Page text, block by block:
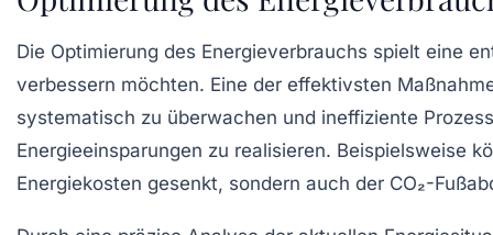
Die Optimierung des Energieverbrauchs spielt eine
verbessern möchten. Eine der effektivsten
systematisch zu überwachen und ineffiziente
Energieeinsparungen zu realisieren. Beispielsweise
Energiekosten gesenkt, sondern auch der CO₂-